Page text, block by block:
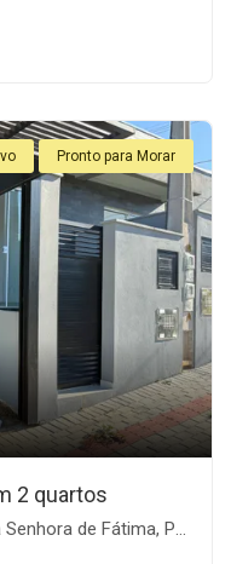
Pronto para Morar
2 quartos
de Fátima, Penha-SC